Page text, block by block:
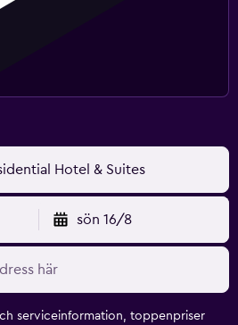
Hotel & Suites
sön 16/8
serviceinformation, toppenpriser